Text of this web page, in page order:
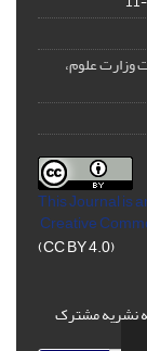
وزارت علوم،
This Journal is
Creative
(CC BY 4.0)
نشریه مشترک